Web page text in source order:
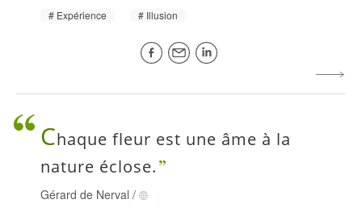
Expérience Illusion
Chaque fleur est une âme à la
nature éclose.
Gérard de Nerval /